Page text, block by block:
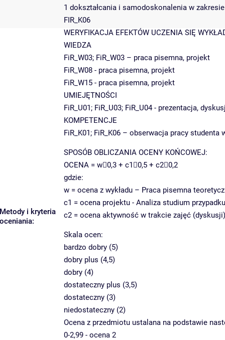
1 dokształcania i samodoskonalenia w
FIR_K06
Metody i kryteria
oceniania:
WERYFIKACJA EFEKTÓW UCZENIA SIĘ
WIEDZA
FiR_W03; FiR_W03 – praca pisemna, projekt
FiR_W08 - praca pisemna, projekt
FiR_W15 - praca pisemna, projekt
UMIEJĘTNOŚCI
FiR_U01; FiR_U03; FiR_U04 - prezentacja,
KOMPETENCJE
FiR_K01; FiR_K06 – obserwacja pracy studenta
SPOSÓB OBLICZANIA OCENY KOŃCOWEJ:
OCENA = w0,3 + c10,5 + c20,2
gdzie:
w = ocena z wykładu – Praca pisemna
c1 = ocena projektu - Analiza studium przypadku
c2 = ocena aktywność w trakcie zajęć (dyskusji)
Skala ocen:
bardzo dobry (5)
dobry plus (4,5)
dobry (4)
dostateczny plus (3,5)
dostateczny (3)
niedostateczny (2)
Ocena z przedmiotu ustalana na podstawie
0-2,99 - ocena 2